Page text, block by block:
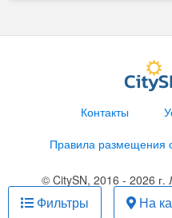
Фильтры На
Контакты
Правила размещения
© CitySN, 2016 - 2026 г.